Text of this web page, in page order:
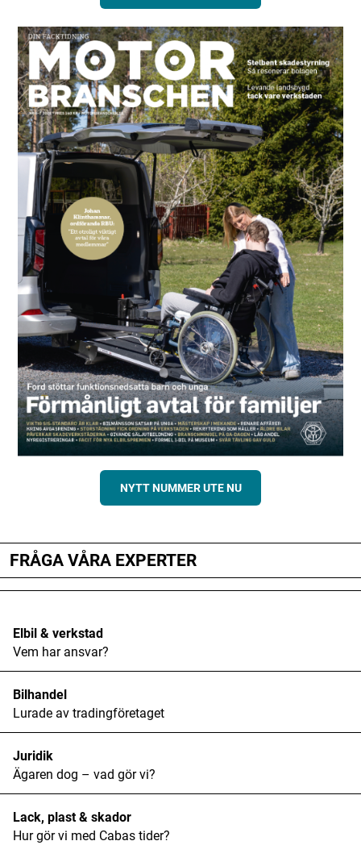
NYTT NUMMER UTE NU
FRÅGA VÅRA EXPERTER
Elbil & verkstad
Vem har ansvar?
Bilhandel
Lurade av tradingföretaget
Juridik
Ägaren dog – vad gör vi?
Lack, plast & skador
Hur gör vi med Cabas tider?